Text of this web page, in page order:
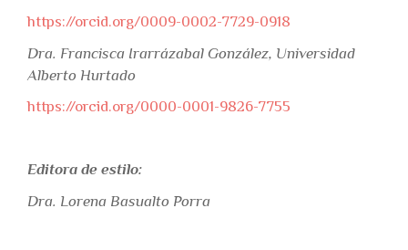
https://orcid.org/0009-0002-7729-0918
Dra. Francisca Irarrázabal González, Universidad
Alberto Hurtado
https://orcid.org/0000-0001-9826-7755
Editora de estilo:
Dra. Lorena Basualto Porra